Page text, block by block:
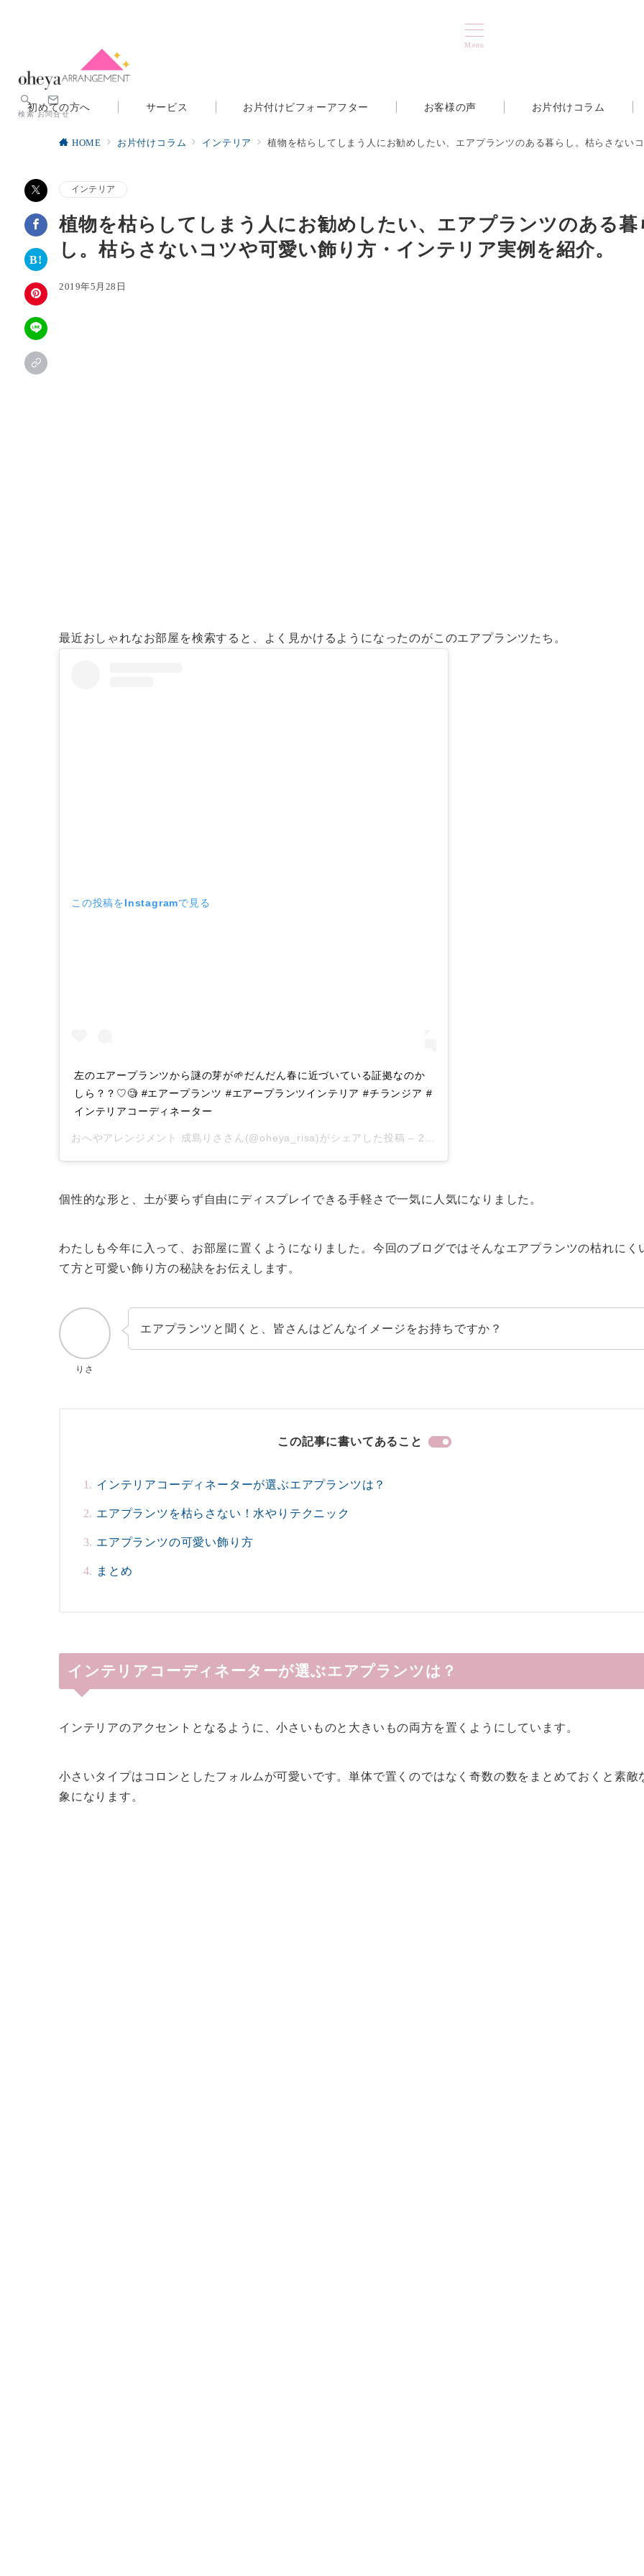
Menu
検索 お問合せ
初めての方へ サービス お片付けビフォーアフター お客様の声 お片付けコラム
HOME お片付けコラム インテリア 植物を枯らしてしまう人にお勧めしたい、エアプランツのある暮らし。枯らさない
インテリア
植物を枯らしてしまう人にお勧めしたい、エアプランツのある暮
し。枯らさないコツや可愛い飾り方・インテリア実例を紹介。
2019年5月28日
最近おしゃれなお部屋を検索すると、よく見かけるようになったのがこのエアプランツたち。
この投稿をInstagramで見る
左のエアープランツから謎の芽が🌱だんだん春に近づいている証拠なのか
しら？？♡🧐 #エアープランツ #エアープランツインテリア #チランジア #
インテリアコーディネーター
おへやアレンジメント 成島りさ さん(@oheya_risa)がシェアした投稿 – 2019年 2月月27日午後3時59分PST
個性的な形と、土が要らず自由にディスプレイできる手軽さで一気に人気になりました。
わたしも今年に入って、お部屋に置くようになりました。今回のブログではそんなエアプランツの枯れにく
て方と可愛い飾り方の秘訣をお伝えします。
りさ
エアプランツと聞くと、皆さんはどんなイメージをお持ちですか？
この記事に書いてあること
インテリアコーディネーターが選ぶエアプランツは？
エアプランツを枯らさない！水やりテクニック
エアプランツの可愛い飾り方
まとめ
インテリアコーディネーターが選ぶエアプランツは？
インテリアのアクセントとなるように、小さいものと大きいもの両方を置くようにしています。
小さいタイプはコロンとしたフォルムが可愛いです。単体で置くのではなく奇数の数をまとめておくと素敵
象になります。